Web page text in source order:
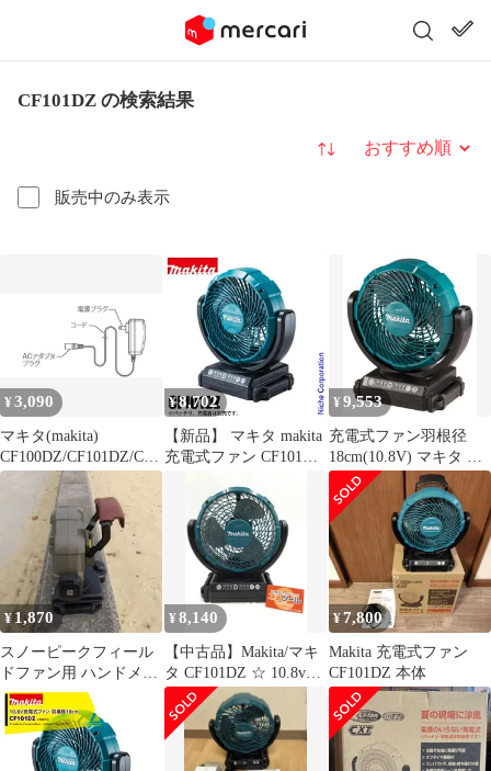
CF101DZ の検索結果
販売中のみ表示
並び替え
¥3,090
マキタ(makita)
CF100DZ/CF101DZ/CF1
02DZ用 ACアダプター
TE00000207
¥8,702
【新品】 マキタ makita
充電式ファン CF101DZ
充電器別売 10.8V コン
パクト 首振り 電動 フ
ァン キャンプ 純正
¥9,553
充電式ファン羽根径
18cm(10.8V) マキタ AC
アダプタ付/バッテリ充
電器別売 CF101DZ
¥ 1,870
スノーピークフィール
ドファン用 ハンドメイ
ドレザーフック（ブラ
ウン）
¥8,140
【中古品】Makita/マキ
タ CF101DZ ☆ 10.8v充
電式ファン 本体のみ
[IT_9SXFW][半田]
[M04]
¥7,800
Makita 充電式ファン
CF101DZ 本体